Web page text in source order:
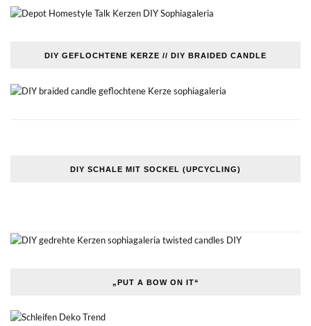
DIY GEFLOCHTENE KERZE // DIY BRAIDED CANDLE
DIY SCHALE MIT SOCKEL (UPCYCLING)
„PUT A BOW ON IT“